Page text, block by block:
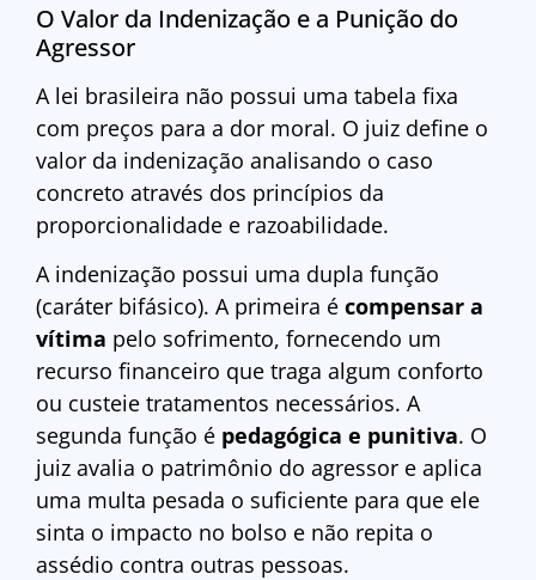
O Valor da Indenização e a Punição do
Agressor
A lei brasileira não possui uma tabela fixa
com preços para a dor moral. O juiz define o
valor da indenização analisando o caso
concreto através dos princípios da
proporcionalidade e razoabilidade.
A indenização possui uma dupla função
(caráter bifásico). A primeira é compensar a
vítima pelo sofrimento, fornecendo um
recurso financeiro que traga algum conforto
ou custeie tratamentos necessários. A
segunda função é pedagógica e punitiva. O
juiz avalia o patrimônio do agressor e aplica
uma multa pesada o suficiente para que ele
sinta o impacto no bolso e não repita o
assédio contra outras pessoas.